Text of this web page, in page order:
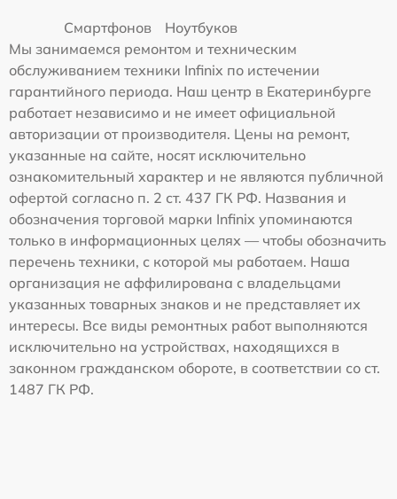
Смартфонов
Ноутбуков
Мы занимаемся ремонтом и техническим
обслуживанием техники Infinix по истечении
гарантийного периода. Наш центр в Екатеринбурге
работает независимо и не имеет официальной
авторизации от производителя. Цены на ремонт,
указанные на сайте, носят исключительно
ознакомительный характер и не являются публичной
офертой согласно п. 2 ст. 437 ГК РФ. Названия и
обозначения торговой марки Infinix упоминаются
только в информационных целях — чтобы обозначить
перечень техники, с которой мы работаем. Наша
организация не аффилирована с владельцами
указанных товарных знаков и не представляет их
интересы. Все виды ремонтных работ выполняются
исключительно на устройствах, находящихся в
законном гражданском обороте, в соответствии со ст.
1487 ГК РФ.